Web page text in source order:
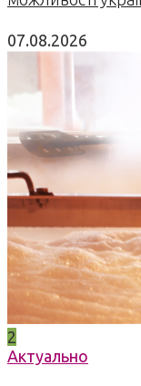
07.08.2026
2
Актуально